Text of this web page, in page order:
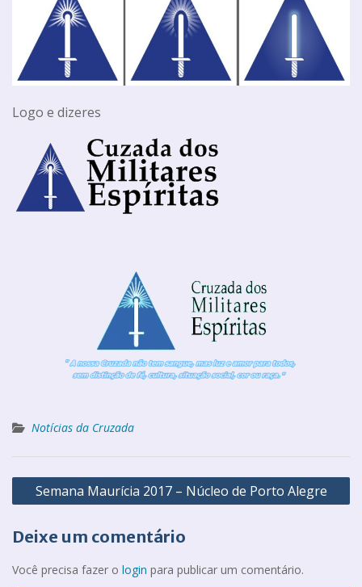
Logo e dizeres
Notícias da Cruzada
Semana Maurícia 2017 – Núcleo de Porto Alegre
Deixe um comentário
Você precisa fazer o login para publicar um comentário.